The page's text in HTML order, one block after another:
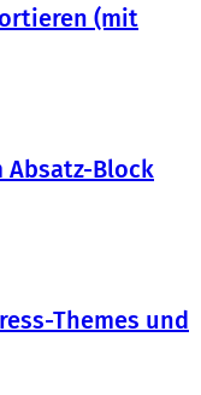
(mit
Absatz-Block
Themes und